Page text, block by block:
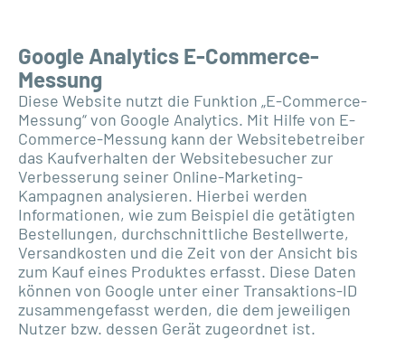
Google Analytics E-Commerce-
Messung
Diese Website nutzt die Funktion „E-Commerce-
Messung“ von Google Analytics. Mit Hilfe von E-
Commerce-Messung kann der Websitebetreiber
das Kaufverhalten der Websitebesucher zur
Verbesserung seiner Online-Marketing-
Kampagnen analysieren. Hierbei werden
Informationen, wie zum Beispiel die getätigten
Bestellungen, durchschnittliche Bestellwerte,
Versandkosten und die Zeit von der Ansicht bis
zum Kauf eines Produktes erfasst. Diese Daten
können von Google unter einer Transaktions-ID
zusammengefasst werden, die dem jeweiligen
Nutzer bzw. dessen Gerät zugeordnet ist.